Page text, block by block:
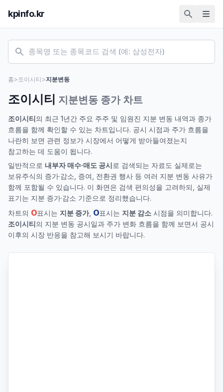
kpinfo.kr
홈>조이시티 >지분변동
조이시티 지분변동 종가 차트
조이시티의 최근 1년간 주요 주주 및 임원진 지분 변동 내역과 종가
흐름을 함께 확인할 수 있는 차트입니다. 공시 시점과 주가 흐름을
나란히 보면 관련 정보가 시장에서 어떻게 받아들여졌는지
참고하는 데 도움이 됩니다.
일반적으로 내부자 매수·매도 공시로 검색되는 자료도 실제로는
보유주식의 증가·감소, 증여, 전환권 행사 등 여러 지분 변동 사유가
함께 포함될 수 있습니다. 이 화면은 검색 편의성을 고려하되, 실제
표기는 지분 증가·감소 기준으로 정리했습니다.
차트의 O표시는 지분 증가, O표시는 지분 감소 시점을 의미합니다.
조이시티의 지분 변동 공시일과 주가 변화 흐름을 함께 보면서 공시
이후의 시장 반응을 참고해 보시기 바랍니다.